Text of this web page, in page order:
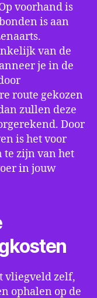
voorhand is
is aan
van de
je in de
route gekozen
zullen deze
Door
is het voor
te zijn van het
in jouw
vliegveld zelf,
ophalen op de